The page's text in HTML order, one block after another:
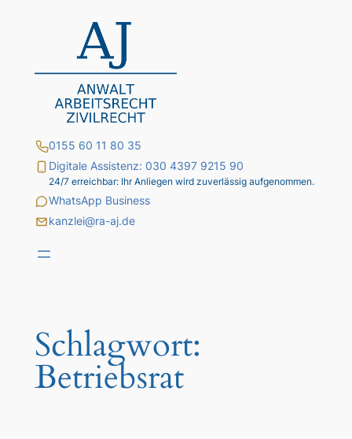
0155 60 11 80 35
Digitale Assistenz: 030 4397 9215 90
24/7 erreichbar: Ihr Anliegen wird zuverlässig aufgenommen.
WhatsApp Business
kanzlei@ra-aj.de
Schlagwort:
Betriebsrat